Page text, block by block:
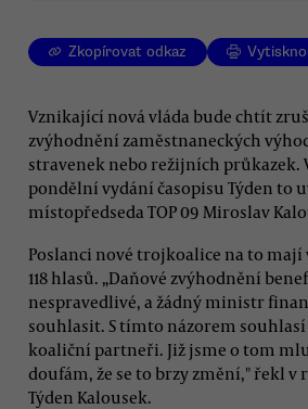
Zkopírovat odkaz
Vznikající nová vláda bude chtít
zvýhodnění zaměstnaneckých
stravenek nebo režijních průkazek.
pondělní vydání časopisu Týden to
místopředseda TOP 09 Miroslav
Poslanci nové trojkoalice na to mají
118 hlasů. „Daňové zvýhodnění
nespravedlivé, a žádný ministr
souhlasit. S tímto názorem
koaliční partneři. Již jsme o tom
doufám, že se to brzy změní," řekl v
Týden Kalousek.